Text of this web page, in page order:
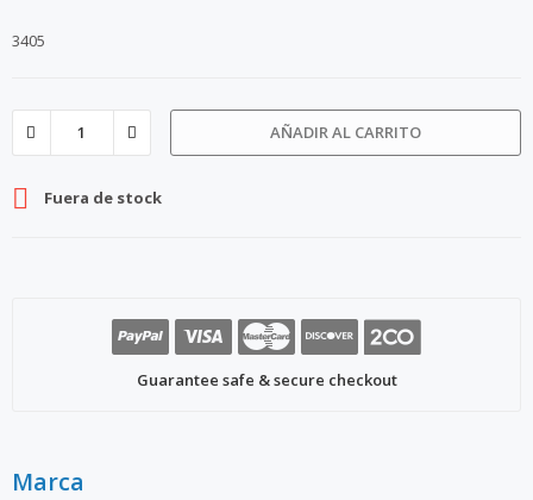
3405
AÑADIR AL CARRITO
 Fuera de stock
Guarantee safe & secure checkout
Marca